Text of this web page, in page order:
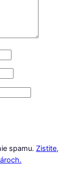
spamu. Zistite,